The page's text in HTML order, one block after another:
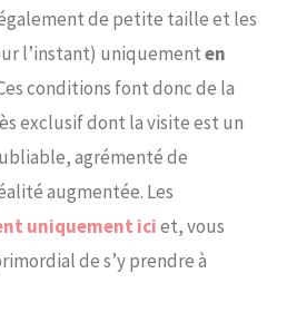
de petite taille et les
l’instant) uniquementen
conditions font donc de la
exclusif dont la visite est un
agrémenté de
augmentée. Les
uniquement iciet, vous
de s’y prendre à